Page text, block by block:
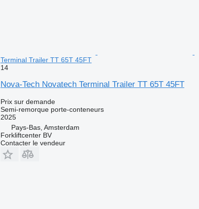
Terminal Trailer TT 65T 45FT
14
Nova-Tech Novatech Terminal Trailer TT 65T 45FT
Prix sur demande
Semi-remorque porte-conteneurs
2025
Pays-Bas, Amsterdam
Forkliftcenter BV
Contacter le vendeur